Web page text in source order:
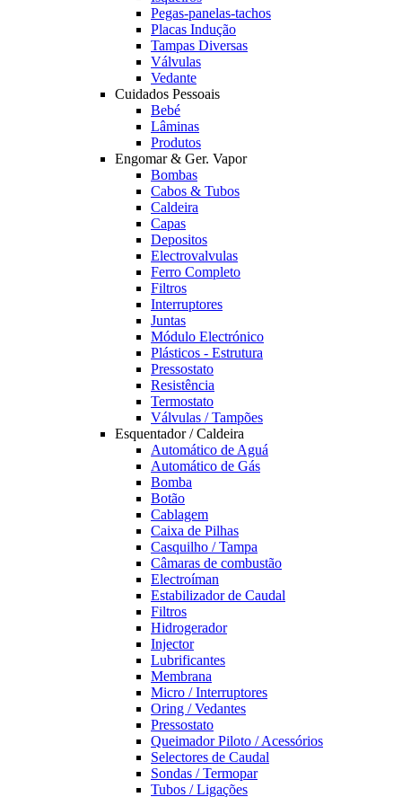
Pegas-panelas-tachos
Placas Indução
Tampas Diversas
Válvulas
Vedante
Cuidados Pessoais
Bebé
Lâminas
Produtos
Engomar & Ger. Vapor
Bombas
Cabos & Tubos
Caldeira
Capas
Depositos
Electrovalvulas
Ferro Completo
Filtros
Interruptores
Juntas
Módulo Electrónico
Plásticos - Estrutura
Pressostato
Resistência
Termostato
Válvulas / Tampões
Esquentador / Caldeira
Automático de Aguá
Automático de Gás
Bomba
Botão
Cablagem
Caixa de Pilhas
Casquilho / Tampa
Câmaras de combustão
Electroíman
Estabilizador de Caudal
Filtros
Hidrogerador
Injector
Lubrificantes
Membrana
Micro / Interruptores
Oring / Vedantes
Pressostato
Queimador Piloto / Acessórios
Selectores de Caudal
Sondas / Termopar
Tubos / Ligações